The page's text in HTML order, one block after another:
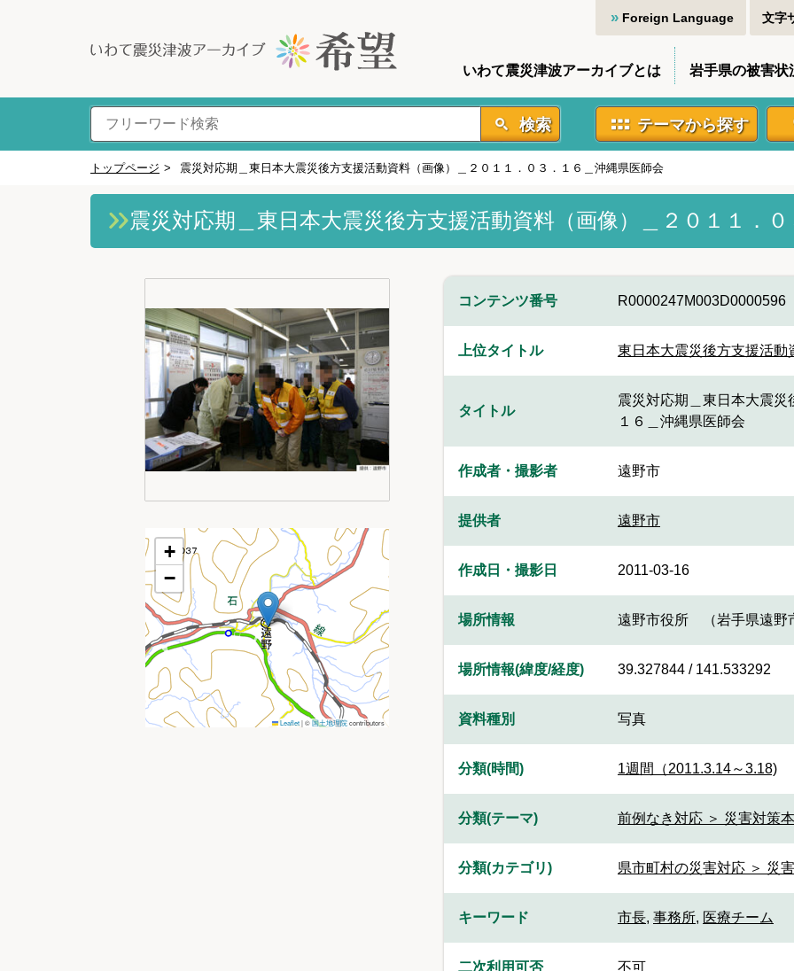
Foreign Language 文字
いわて震災津波アーカイブとは 岩手県の被害状
検索 テーマから探す
トップページ > 震災対応期＿東日本大震災後方支援活動資料（画像）＿２０１１．０３．１６＿沖縄県医師会
震災対応期＿東日本大震災後方支援活動資料（画像）＿２０１１．
+
−
Leaflet|©国土地理院contributors
コンテンツ番号 R0000247M003D0000596
上位タイトル 東日本大震災後方支援活
タイトル
震災対応期＿東日本大震
１６＿沖縄県医師会
作成者・撮影者 遠野市
提供者 遠野市
作成日・撮影日 2011-03-16
場所情報 遠野市役所 （岩手県遠野
場所情報(緯度/経度) 39.327844 / 141.533292
資料種別 写真
分類(時間) 1週間（2011.3.14～3.18)
分類(テーマ) 前例なき対応 ＞ 災害対策
分類(カテゴリ) 県市町村の災害対応 ＞ 災
キーワード 市長, 事務所, 医療チーム
二次利用可否 不可